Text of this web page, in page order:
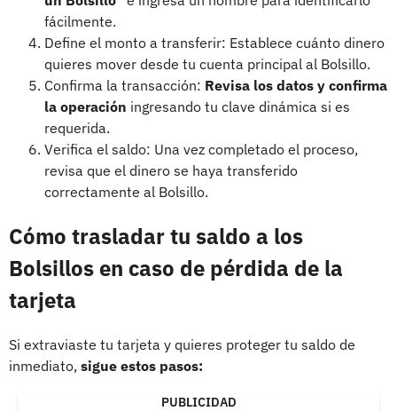
fácilmente.
Define el monto a transferir: Establece cuánto dinero
quieres mover desde tu cuenta principal al Bolsillo.
Confirma la transacción: Revisa los datos y confirma
la operación ingresando tu clave dinámica si es
requerida.
Verifica el saldo: Una vez completado el proceso,
revisa que el dinero se haya transferido
correctamente al Bolsillo.
Cómo trasladar tu saldo a los
Bolsillos en caso de pérdida de la
tarjeta
Si extraviaste tu tarjeta y quieres proteger tu saldo de
inmediato, sigue estos pasos:
PUBLICIDAD